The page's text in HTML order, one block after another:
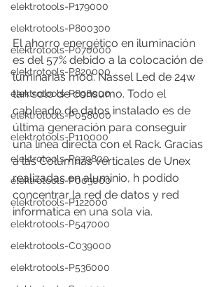
elektrotools-P179000
elektrotools-P800300
elektrotools-P070000
elektrotools-P820000
elektrotools-P898000
elektrotools-P058000
elektrotools-P110000
elektrotools-P979800
elektrotools-P003000
elektrotools-P122000
elektrotools-P547000
elektrotools-C039000
elektrotools-P536000
El ahorro energético en iluminación
es del 57% debido a la colocación de
luminarias mod. Nassel Led de 24w
tan solo de consumo. Todo el
cableado de datos instalado es de
última generación para conseguir
una línea directa con el Rack. Gracias
a las Columnas verticales de Unex
realizadas en aluminio, h podido
concentrar la red de datos y red
informatica en una sola via.